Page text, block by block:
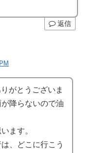
返信
がとうございま
降らないので油
ます。
、どこに行こう